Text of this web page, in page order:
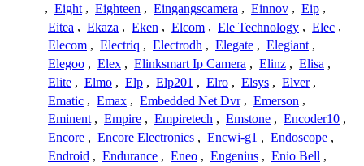
, Eight , Eighteen , Eingangscamera , Einnov , Eip ,
Eitea , Ekaza , Eken , Elcom , Ele Technology , Elec ,
Elecom , Electriq , Electrodh , Elegate , Elegiant ,
Elegoo , Elex , Elinksmart Ip Camera , Elinz , Elisa ,
Elite , Elmo , Elp , Elp201 , Elro , Elsys , Elver ,
Ematic , Emax , Embedded Net Dvr , Emerson ,
Eminent , Empire , Empiretech , Emstone , Encoder10 ,
Encore , Encore Electronics , Encwi-g1 , Endoscope ,
Endroid , Endurance , Eneo , Engenius , Enio Bell ,